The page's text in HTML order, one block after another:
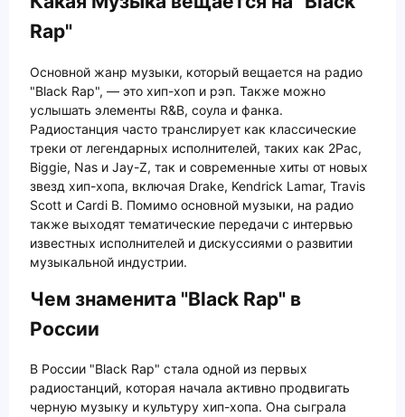
Rap"
Основной жанр музыки, который вещается на радио
"Black Rap", — это хип-хоп и рэп. Также можно
услышать элементы R&B, соула и фанка.
Радиостанция часто транслирует как классические
треки от легендарных исполнителей, таких как 2Pac,
Biggie, Nas и Jay-Z, так и современные хиты от новых
звезд хип-хопа, включая Drake, Kendrick Lamar, Travis
Scott и Cardi B. Помимо основной музыки, на радио
также выходят тематические передачи с интервью
известных исполнителей и дискуссиями о развитии
музыкальной индустрии.
Чем знаменита "Black Rap" в
России
В России "Black Rap" стала одной из первых
радиостанций, которая начала активно продвигать
черную музыку и культуру хип-хопа. Она сыграла